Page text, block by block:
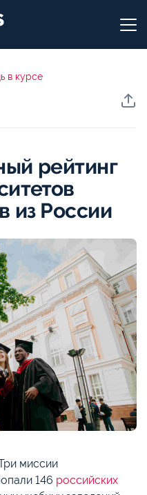
в курсе
рейтинг
из России
миссии
146 российских